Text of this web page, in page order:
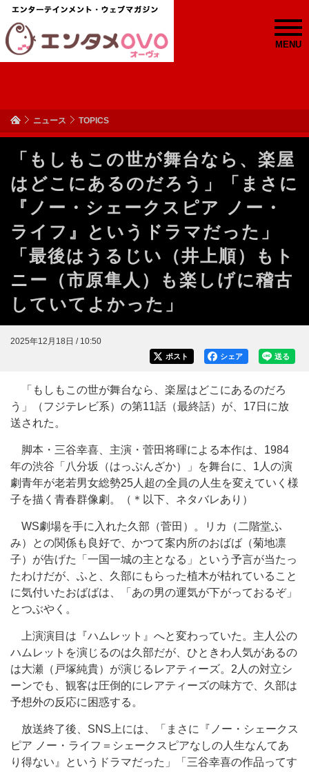
MENU
ニュース TOPICS
「もしもこの世が舞台なら、楽屋
はどこにあるのだろう」「まさに
『ノー・シェークスピア ノー・
ライフ』というドラマだった」
「最後はうるじい（井上順）もト
ニー（市原隼人）も楽しげに稽古
していてよかった」
2025年12月18日 / 10:50
送る
シェア
ポスト
「もしもこの世が舞台なら、楽屋はどこにあるのだろ
う」（フジテレビ系）の第11話（最終話）が、17日に放
送された。
脚本・三谷幸喜、主演・菅田将暉による本作は、1984
年の渋谷「八分坂（はっぷんざか）」を舞台に、1人の演
劇青年が老若男女総勢25人超の全員の人生を変えていく様
子を描く青春群像劇。（＊以下、ネタバレあり）
WS劇場を手に入れた久部（菅田）。リカ（二階堂ふ
み）との関係も良好で、かつて案内所のおばば（菊地凛
子）が告げた「一国一城の主となる」という予言が当たっ
たわけだが、ふと、久部にもらった植木が枯れていること
に気付いたおばばは、「あの男の運気が下がっておるぞ」
とつぶやく。
上演演目は『ハムレット』へと変わっていた。主人公の
ハムレットを演じるのは久部だが、ひときわ人気があるの
は大瀬（戸塚純貴）が演じるレアティーズ。2人の対立シ
ーンでも、観客は圧倒的にレアティーズの味方で、久部は
予想外の反応に困惑する。
放送終了後、SNS上には、「まさに『ノー・シェークス
ピア ノー・ライフ＝シェークスピアなしの人生なんてあ
り得ない』というドラマだった」「三谷幸喜の作品ってす